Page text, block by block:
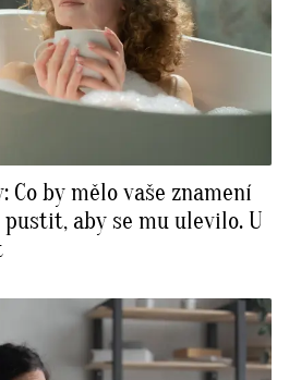
Co by mělo vaše znamení
aby se mu ulevilo. U